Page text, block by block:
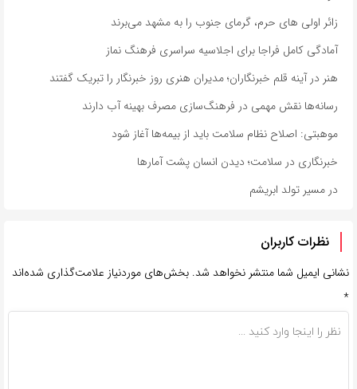
زائر اولی های حرم، گرمای جنوب را به مشهد می‌برند
آمادگی کامل فراجا برای اجلاسیه سراسری فرهنگ نماز
هنر در آینه قلم خبرنگاران؛ مدیران هنری روز خبرنگار را تبریک گفتند
رسانه‌ها نقش مهمی در فرهنگ‌سازی مصرف بهینه آب دارند
موهبتی: اصلاح نظام سلامت باید از بیمه‌ها آغاز شود
خبرنگاری در سلامت؛ دیدن انسان پشت آمارها
در مسیر تولد ابریشم
نظرات کاربران
نشانی ایمیل شما منتشر نخواهد شد. بخش‌های موردنیاز علامت‌گذاری شده‌اند
*